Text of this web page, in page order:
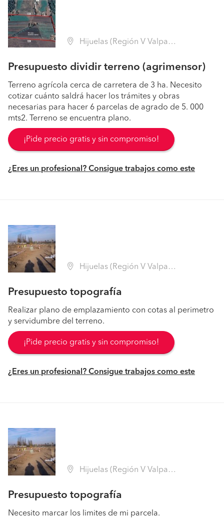
Hijuelas (Región V Valparaíso - Quillota)
Presupuesto dividir terreno (agrimensor)
Terreno agrícola cerca de carretera de 3 ha. Necesito
cotizar cuánto saldrá hacer los trámites y obras
necesarias para hacer 6 parcelas de agrado de 5. 000
mts2. Terreno se encuentra plano.
¡Pide precio gratis y sin compromiso!
¿Eres un profesional? Consigue trabajos como este
Hijuelas (Región V Valparaíso - Quillota)
Presupuesto topografía
Realizar plano de emplazamiento con cotas al perimetro
y servidumbre del terreno.
¡Pide precio gratis y sin compromiso!
¿Eres un profesional? Consigue trabajos como este
Hijuelas (Región V Valparaíso - Quillota)
Presupuesto topografía
Necesito marcar los limites de mi parcela.